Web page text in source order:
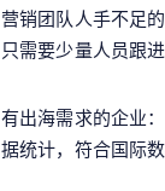
营销团队人手不足
只需要少量人员跟
有出海需求的企业
据统计，符合国际